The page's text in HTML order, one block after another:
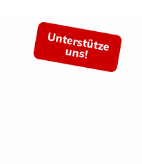
Unterstütze
uns!